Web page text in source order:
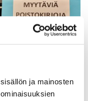
ja mainosten